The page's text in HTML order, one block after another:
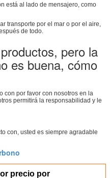
está al lado de mensajero, como
transporte por el mar o por el aire,
de todo.
pero la
es buena, cómo
con por favor con nosotros en la
permitirá la responsabilidad y le
con, usted es siempre agradable
precio por